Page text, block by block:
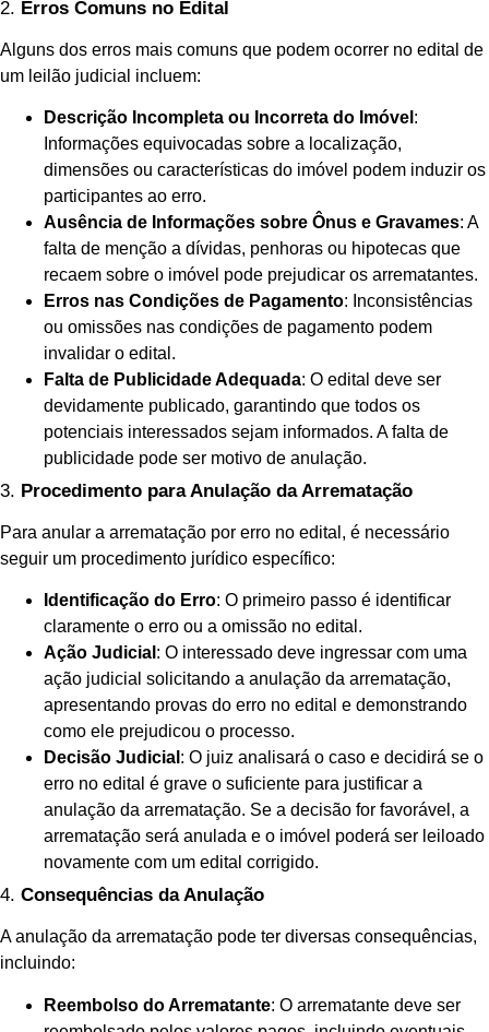
2. Erros Comuns no Edital
Alguns dos erros mais comuns que podem ocorrer no edital de
um leilão judicial incluem:
Descrição Incompleta ou Incorreta do Imóvel :
Informações equivocadas sobre a localização,
dimensões ou características do imóvel podem induzir os
participantes ao erro.
Ausência de Informações sobre Ônus e Gravames: A
falta de menção a dívidas, penhoras ou hipotecas que
recaem sobre o imóvel pode prejudicar os arrematantes.
Erros nas Condições de Pagamento: Inconsistências
ou omissões nas condições de pagamento podem
invalidar o edital.
Falta de Publicidade Adequada: O edital deve ser
devidamente publicado, garantindo que todos os
potenciais interessados sejam informados. A falta de
publicidade pode ser motivo de anulação.
3. Procedimento para Anulação da Arrematação
Para anular a arrematação por erro no edital, é necessário
seguir um procedimento jurídico específico:
Identificação do Erro: O primeiro passo é identificar
claramente o erro ou a omissão no edital.
Ação Judicial : O interessado deve ingressar com uma
ação judicial solicitando a anulação da arrematação,
apresentando provas do erro no edital e demonstrando
como ele prejudicou o processo.
Decisão Judicial : O juiz analisará o caso e decidirá se o
erro no edital é grave o suficiente para justificar a
anulação da arrematação. Se a decisão for favorável, a
arrematação será anulada e o imóvel poderá ser leiloado
novamente com um edital corrigido.
4. Consequências da Anulação
A anulação da arrematação pode ter diversas consequências,
incluindo:
Reembolso do Arrematante: O arrematante deve ser